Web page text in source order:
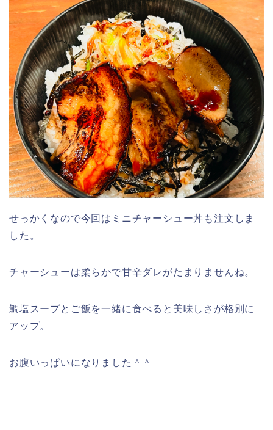
せっかくなので今回はミニチャーシュー丼も注文しま
した。
チャーシューは柔らかで甘辛ダレがたまりませんね。
鯛塩スープとご飯を一緒に食べると美味しさが格別に
アップ。
お腹いっぱいになりました＾＾